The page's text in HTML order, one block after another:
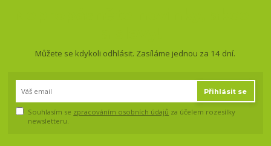
Můžete se kdykoli odhlásit. Zasíláme jednou za 14 dní.
Přihlásit se
Souhlasím se zpracováním osobních údajů za účelem rozesílky
newsletteru.